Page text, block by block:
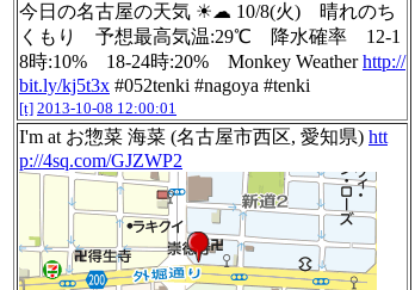
今日の名古屋の天気 ☀☁ 10/8(火) 晴れのち
くもり 予想最高気温:29℃ 降水確率 12-1
8時:10% 18-24時:20% Monkey Weatherhttp://
bit.ly/kj5t3x #052tenki #nagoya #tenki
[t] 2013-10-08 12:00:01
I'm at お惣菜 海菜 (名古屋市西区, 愛知県) htt
p://4sq.com/GJZWP2